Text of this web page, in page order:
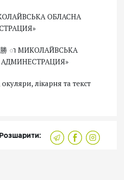
Розшарити: